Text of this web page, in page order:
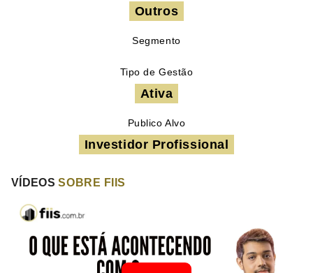
Outros
Segmento
Tipo de Gestão
Ativa
Publico Alvo
Investidor Profissional
VÍDEOSSOBRE FIIS